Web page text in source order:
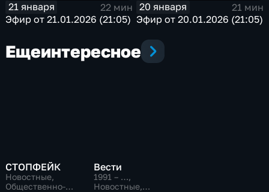
21 января
22 мин
Эфир от 21.01.2026 (21:05)
20 января
21 мин
Эфир от 20.01.2026 (21:05)
Ещеинтересное
СТОПФЕЙК
Новостные,
Общественно-
Вести
1991 – …,
Новостные,